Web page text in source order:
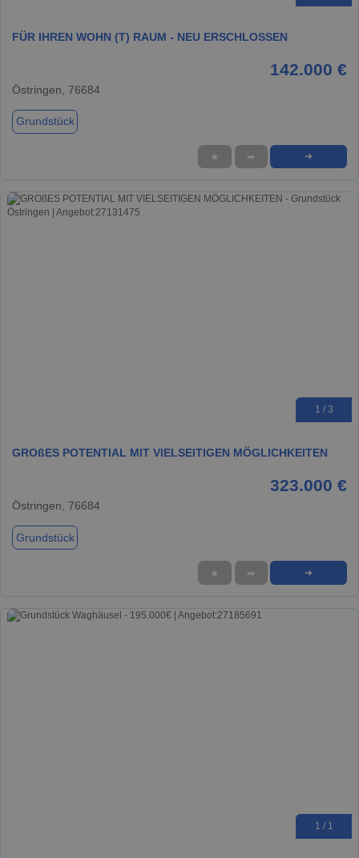
FÜR IHREN WOHN (T) RAUM - NEU ERSCHLOSSEN
142.000 €
Östringen, 76684
Grundstück
★ ➦ ➜
1 / 3
GROßES POTENTIAL MIT VIELSEITIGEN MÖGLICHKEITEN
323.000 €
Östringen, 76684
Grundstück
★ ➦ ➜
1 / 1